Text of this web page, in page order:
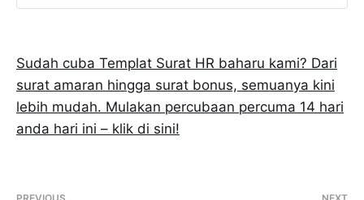
Sudah cuba Templat Surat HR baharu kami? Dari
surat amaran hingga surat bonus, semuanya kini
lebih mudah. Mulakan percubaan percuma 14 hari
anda hari ini – klik di sini!